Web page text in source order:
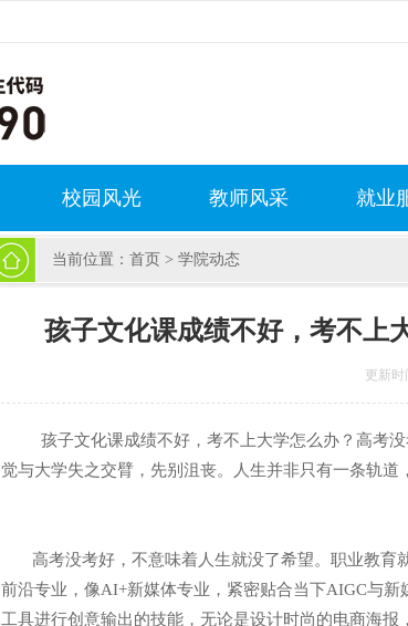
校园风光 教师风采 就业
当前位置： 首页 > 学院动态
孩子文化课成绩不好，考不上
更新时
孩子文化课成绩不好，考不上大学怎么办？高考没
觉与大学失之交臂，先别沮丧。人生并非只有一条轨道
高考没考好，不意味着人生就没了希望。职业教育
前沿专业，像AI+新媒体专业，紧密贴合当下AIGC与
工具进行创意输出的技能，无论是设计时尚的电商海